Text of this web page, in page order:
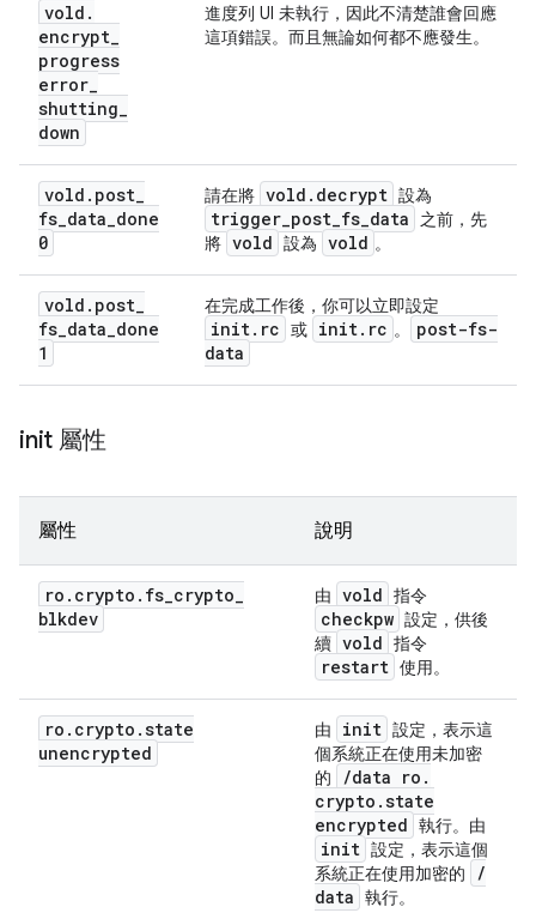
vold .
encrypt_
progress
error_
shutting_
down
進度列 UI 未執行，因此不清楚誰會回應
這項錯誤。而且無論如何都不應發生。
vold . post_
fs_data_done
0
請在將 vold . decrypt 設為
trigger_post_fs_data
之前，先
將 vold 設為 vold 。
vold . post_
fs_data_done
1
在完成工作後，你可以立即設定
init. rc 或 init. rc 。
post-fs-
data
init 屬性
屬性 說明
ro . crypto . fs_crypto_
blkdev
由 vold 指令
checkpw 設定，供後
續 vold 指令
restart 使用。
ro . crypto .state
unencrypted
由 init 設定，表示這
個系統正在使用未加密
的
/data ro .
crypto .state
encrypted 執行。由
init 設定，表示這個
系統正在使用加密的
/
data 執行。